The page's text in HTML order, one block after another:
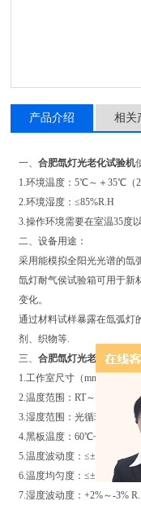
产品介绍 相关
一、 合肥氙灯光老化试验机
1.环境温度：5℃～＋35℃（
2.环境湿度：≤85%R.H
3.操作环境需要在室温35度
二、设备用途：
采用能模拟全阳光光谱的氙
氙灯耐气侯试验箱可用于新
变化。
通过材料试样暴露在氙弧灯
剂、织物等.
三、 合肥氙灯光老化试验机
1.工作室尺寸（mm）：
2.温度范围：RT～80℃
3.湿度范围：光循环45%～
4.黑板温度：60℃~100℃（
5.温度波动度：≤±0.5℃
6.温度均匀度：≤±2.0℃
7.湿度波动度：+2%～-3%